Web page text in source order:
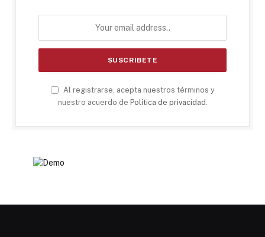
Al registrarse, acepta nuestros términos y
nuestro acuerdo de Política de privacidad